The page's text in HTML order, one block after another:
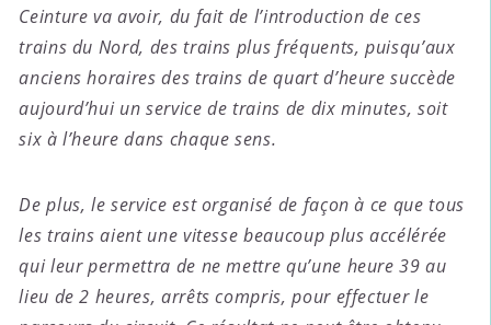
Ceinture va avoir, du fait de l’introduction de ces
trains du Nord, des trains plus fréquents, puisqu’aux
anciens horaires des trains de quart d’heure succède
aujourd’hui un service de trains de dix minutes, soit
six à l’heure dans chaque sens.
De plus, le service est organisé de façon à ce que tous
les trains aient une vitesse beaucoup plus accélérée
qui leur permettra de ne mettre qu’une heure 39 au
lieu de 2 heures, arrêts compris, pour effectuer le